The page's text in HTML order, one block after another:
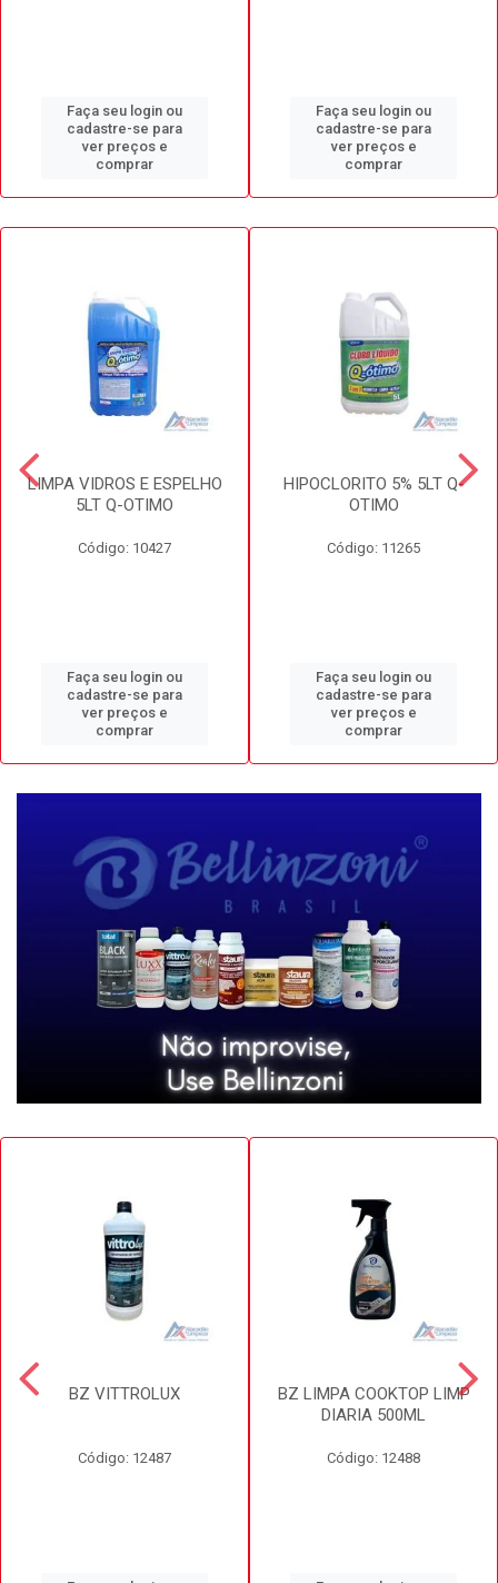
Faça seu login ou
cadastre-se para
ver preços e
comprar
Faça seu login ou
cadastre-se para
ver preços e
comprar
LIMPA VIDROS E ESPELHO
5LT Q-OTIMO
Código: 10427
Faça seu login ou
cadastre-se para
ver preços e
comprar
HIPOCLORITO 5% 5LT Q-
OTIMO
Código: 11265
Faça seu login ou
cadastre-se para
ver preços e
comprar
BZ VITTROLUX
Código: 12487
BZ LIMPA COOKTOP LIMP
DIARIA 500ML
Código: 12488